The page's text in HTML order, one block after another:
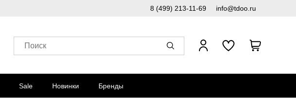
8 (499) 213-11-69 info@tdoo.ru
Поиск
Sale Новинки Бренды